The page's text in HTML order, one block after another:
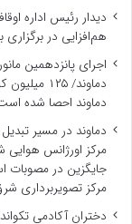
دیدار رئیس اداره
هم‌افزایی در
اجرای پانزدهمین
دماوند/
دماوند احصا شده
دماوند در مسیر
مرکز اورژانس
جایگزین در مصوبات
مرکز تصویربرداری
دختران آکادمی